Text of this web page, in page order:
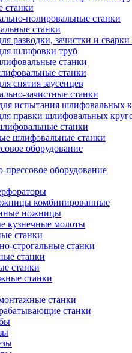
станки
полировальные станки
станки
разводки, зачистки и сварки
шлифовки труб
станки
станки
снятия заусенцев
зачистные станки
испытания шлифовальных
правки шлифовальных
станки
шлифовальные станки
оборудование
прессовое оборудование
комбинированные
ножницы
кузнечные молоты
станки
строгальные станки
станки
станки
станки
станки
станки